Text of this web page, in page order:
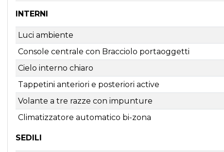
INTERNI
Luci ambiente
Console centrale con Bracciolo portaoggetti
Cielo interno chiaro
Tappetini anteriori e posteriori active
Volante a tre razze con impunture
Climatizzatore automatico bi-zona
SEDILI